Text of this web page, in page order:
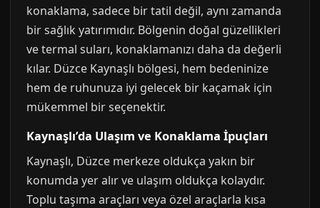
konaklama, sadece bir tatil değil, aynı zamanda
bir sağlık yatırımıdır. Bölgenin doğal güzellikleri
ve termal suları, konaklamanızı daha da değerli
kılar. Düzce Kaynaşlı bölgesi, hem bedeninize
hem de ruhunuza iyi gelecek bir kaçamak için
mükemmel bir seçenektir.
Kaynaşlı’da Ulaşım ve Konaklama İpuçları
Kaynaşlı, Düzce merkeze oldukça yakın bir
konumda yer alır ve ulaşım oldukça kolaydır.
Toplu taşıma araçları veya özel araçlarla kısa